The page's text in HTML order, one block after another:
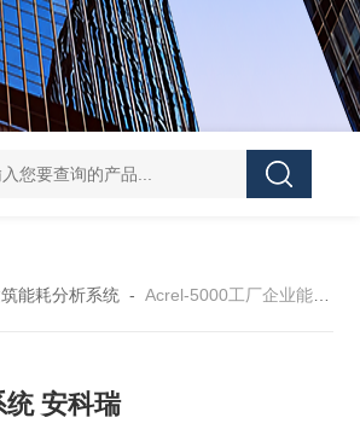
单回路复合型温度传感器 DJSF1352-D-
能耗分析系统- Acrel-5000工厂企业能耗监测系统 安科瑞
安科瑞